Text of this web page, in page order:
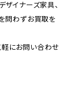
ザイナーズ家具、
問わずお買取を
軽にお問い合わせ